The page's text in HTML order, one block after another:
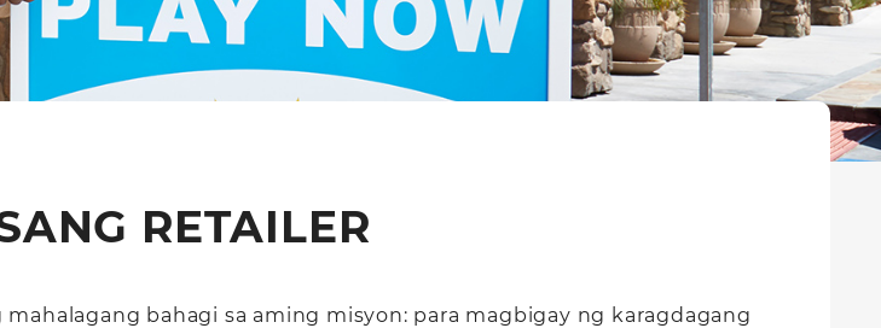
RETAILER
bahagi sa aming misyon: para magbigay ng karagdagang